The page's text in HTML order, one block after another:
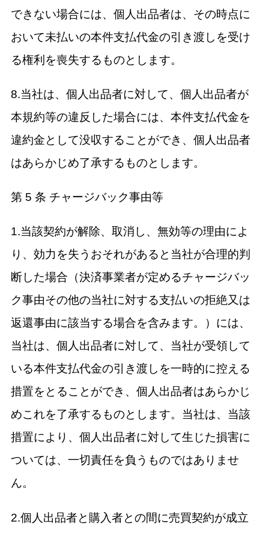
できない場合には、個人出品者は、その時点に
おいて未払いの本件支払代金の引き渡しを受け
る権利を喪失するものとします。
8.当社は、個人出品者に対して、個人出品者が
本規約等の違反した場合には、本件支払代金を
違約金として没収することができ、個人出品者
はあらかじめ了承するものとします。
第 5 条 チャージバック事由等
1.当該契約が解除、取消し、無効等の理由によ
り、効力を失うおそれがあると当社が合理的判
断した場合（決済事業者が定めるチャージバッ
ク事由その他の当社に対する支払いの拒絶又は
返還事由に該当する場合を含みます。）には、
当社は、個人出品者に対して、当社が受領して
いる本件支払代金の引き渡しを一時的に控える
措置をとることができ、個人出品者はあらかじ
めこれを了承するものとします。当社は、当該
措置により、個人出品者に対して生じた損害に
ついては、一切責任を負うものではありませ
ん。
2.個人出品者と購入者との間に売買契約が成立